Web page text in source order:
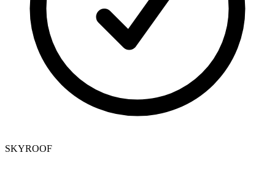
SKYROOF